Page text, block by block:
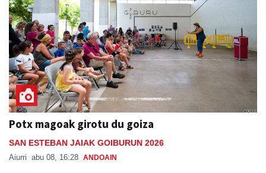
Potx magoak girotu du goiza
SAN ESTEBAN JAIAK GOIBURUN 2026
Aiurri abu 08, 16:28 ANDOAIN